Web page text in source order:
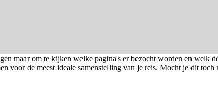
maar om te kijken welke pagina's er bezocht worden en welk
voor de meest ideale samenstelling van je reis. Mocht je dit